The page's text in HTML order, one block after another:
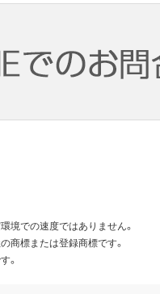
境での速度ではありません。
商標または登録商標です。
。